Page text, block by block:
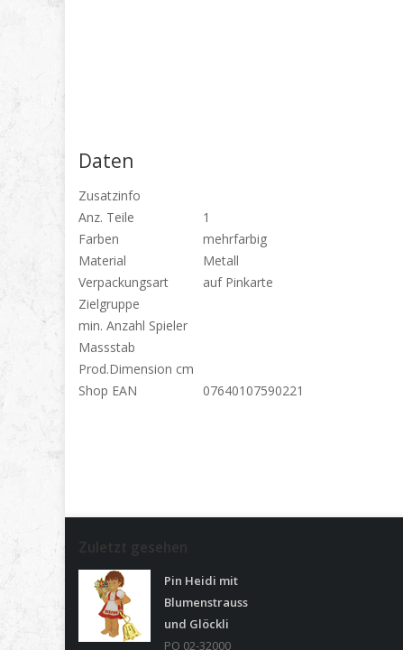
Daten
Zusatzinfo
Anz. Teile
1
Farben
mehrfarbig
Material
Metall
Verpackungsart
auf Pinkarte
Zielgruppe
min. Anzahl Spieler
Massstab
Prod.Dimension cm
Shop EAN
07640107590221
Pin Heidi mit
Blumenstrauss
und Glöckli
PO 02-32000